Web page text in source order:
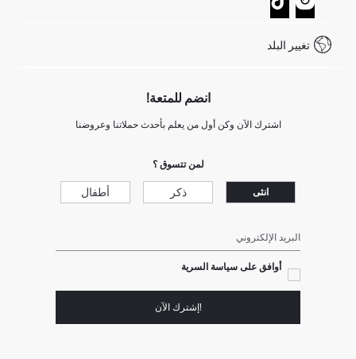
كيف تدفع في ديفاكتو؟
شروط المنافسة
خدمة العملاء
Call Center 19782
تغيير البلد
انضم للمتعة!
اشترك الآن وكن أول من يعلم بأحدث حملاتنا وعروضنا
لمن تتسوق ؟
انثى ذكر أطفال
البريد الإلكتروني
أوافق على سياسة السرية
!إشترك الآن